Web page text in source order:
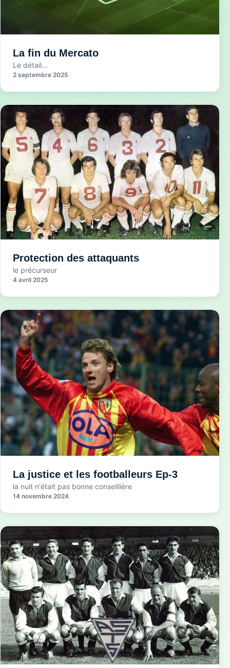
La fin du Mercato
Le détail...
2 septembre 2025
Protection des attaquants
le précurseur
4 avril 2025
La justice et les footballeurs Ep-3
la nuit n'était pas bonne conseillière
14 novembre 2024